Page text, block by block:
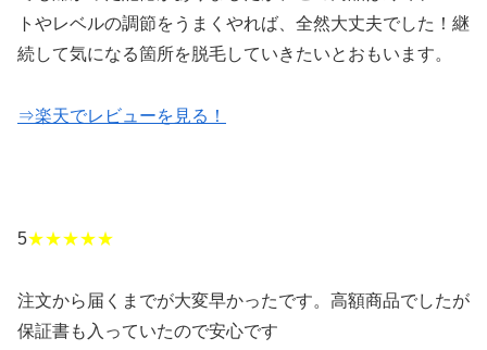
トやレベルの調節をうまくやれば、全然大丈夫でした！継
続して気になる箇所を脱毛していきたいとおもいます。
⇒楽天でレビューを見る！
5★★★★★
注文から届くまでが大変早かったです。高額商品でしたが
保証書も入っていたので安心です